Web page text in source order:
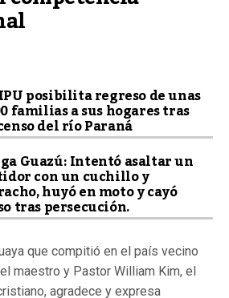
posibilita regreso de unas
familias a sus hogares tras
del río Paraná
Guazú: Intentó asaltar un
con un cuchillo y
huyó en moto y cayó
tras persecución.
que compitió en el país vecino
maestro y Pastor William Kim, el
agradece y expresa